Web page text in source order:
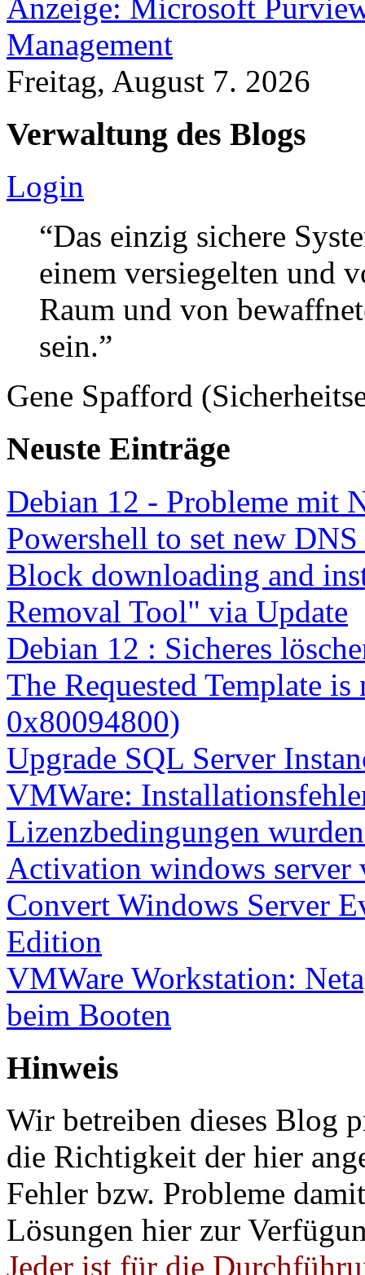
Anzeige: Microsoft
Management
Freitag, August 7. 2026
Verwaltung des Blogs
Login
“Das einzig sichere
einem versiegelten und
Raum und von
sein.”
Gene Spafford
Neuste Einträge
Debian 12 - Probleme mit
Powershell to set new
Block downloading and
Removal Tool" via Update
Debian 12 : Sicheres
The Requested Template
0x80094800)
Upgrade SQL Server
VMWare:
Lizenzbedingungen
Activation windows server
Convert Windows Server
Edition
VMWare Workstation:
beim Booten
Hinweis
Wir betreiben dieses Blog
die Richtigkeit der hier
Fehler bzw. Probleme
Lösungen hier zur
Jeder ist für die